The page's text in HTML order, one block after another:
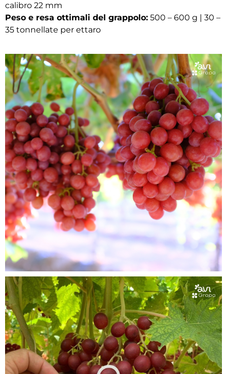
calibro 22 mm
Peso e resa ottimali del grappolo: 500 – 600 g | 30 –
35 tonnellate per ettaro